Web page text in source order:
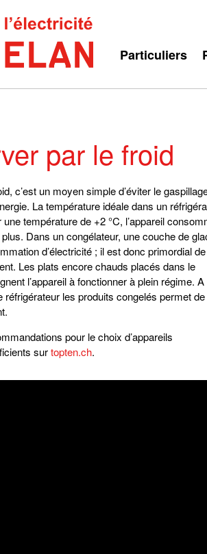
Particuliers
par le froid
c’est un moyen simple d’éviter le
La température idéale dans un
température de +2 °C, l’appareil
plus. Dans un congélateur, une couche de
d’électricité ; il est donc primordial
Les plats encore chauds placés dans le
l’appareil à fonctionner à plein régime. A
réfrigérateur les produits congelés permet
pour le choix d’appareils
surtopten.ch.